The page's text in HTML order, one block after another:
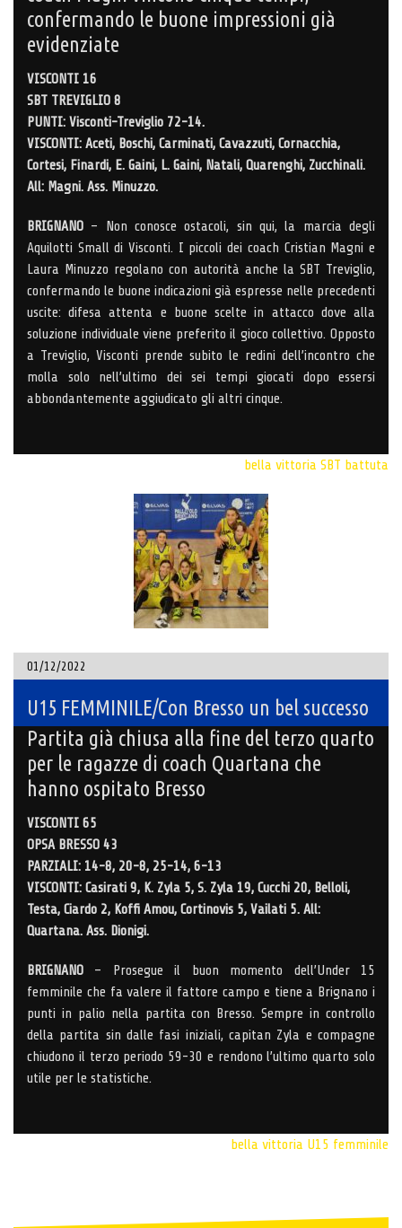
confermando le buone impressioni già
evidenziate
VISCONTI 16
SBT TREVIGLIO 8
PUNTI: Visconti-Treviglio 72-14.
VISCONTI: Aceti, Boschi, Carminati, Cavazzuti, Cornacchia,
Cortesi, Finardi, E. Gaini, L. Gaini, Natali, Quarenghi, Zucchinali.
All: Magni. Ass. Minuzzo.
BRIGNANO – Non conosce ostacoli, sin qui, la marcia degli
Aquilotti Small di Visconti. I piccoli dei coach Cristian Magni e
Laura Minuzzo regolano con autorità anche la SBT Treviglio,
confermando le buone indicazioni già espresse nelle precedenti
uscite: difesa attenta e buone scelte in attacco dove alla
soluzione individuale viene preferito il gioco collettivo. Opposto
a Treviglio, Visconti prende subito le redini dell’incontro che
molla solo nell’ultimo dei sei tempi giocati dopo essersi
abbondantemente aggiudicato gli altri cinque.
bella vittoria SBT battuta
01/12/2022
U15 FEMMINILE/Con Bresso un bel successo
Partita già chiusa alla fine del terzo quarto
per le ragazze di coach Quartana che
hanno ospitato Bresso
VISCONTI 65
OPSA BRESSO 43
PARZIALI: 14-8, 20-8, 25-14, 6-13
VISCONTI: Casirati 9, K. Zyla 5, S. Zyla 19, Cucchi 20, Belloli,
Testa, Ciardo 2, Koffi Amou, Cortinovis 5, Vailati 5. All:
Quartana. Ass. Dionigi.
BRIGNANO – Prosegue il buon momento dell’Under 15
femminile che fa valere il fattore campo e tiene a Brignano i
punti in palio nella partita con Bresso. Sempre in controllo
della partita sin dalle fasi iniziali, capitan Zyla e compagne
chiudono il terzo periodo 59-30 e rendono l’ultimo quarto solo
utile per le statistiche.
bella vittoria U15 femminile